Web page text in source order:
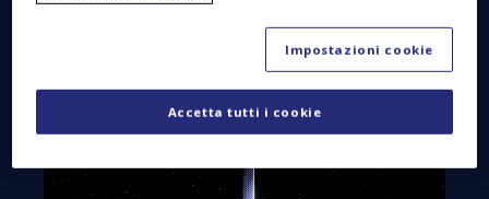
programma Artemis, con la visione entusiasmante
di progettare e sviluppare il primo modulo abitabile
per la superficie lunare.
Impostazioni cookie
Accetta tutti i cookie